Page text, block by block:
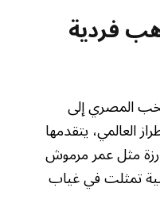
فردية
المصري إلى
العالمي، يتقدمها
مثل عمر مرموش
تمثلت في غياب